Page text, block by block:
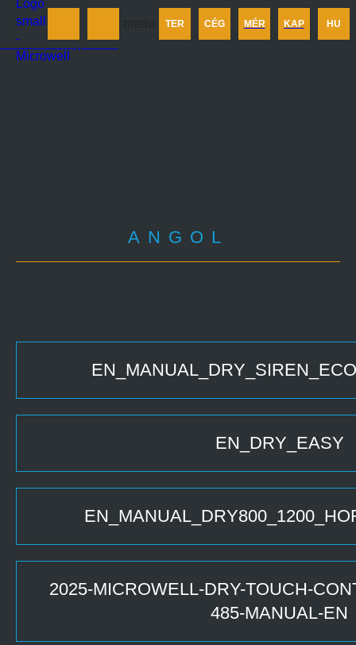
TER CÉG MÉR KAP HU
Termékek
Cégünkről
Méretezés Kapcsolat
ANGOL
EN_DRY_EASY
2025-MICROWELL-DRY-TOUCH-
485-MANUAL-EN